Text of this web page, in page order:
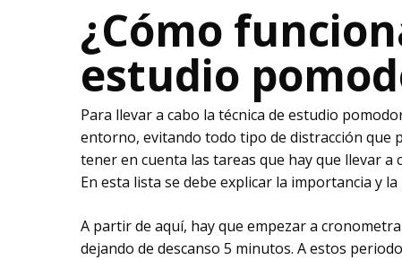
¿Cómo
estudio
Para llevar a cabo la técnica de estudio
entorno, evitando todo tipo de distracción que
tener en cuenta las tareas que hay que llevar a
En esta lista se debe explicar la importancia y
A partir de aquí, hay que empezar a
dejando de descanso 5 minutos. A estos